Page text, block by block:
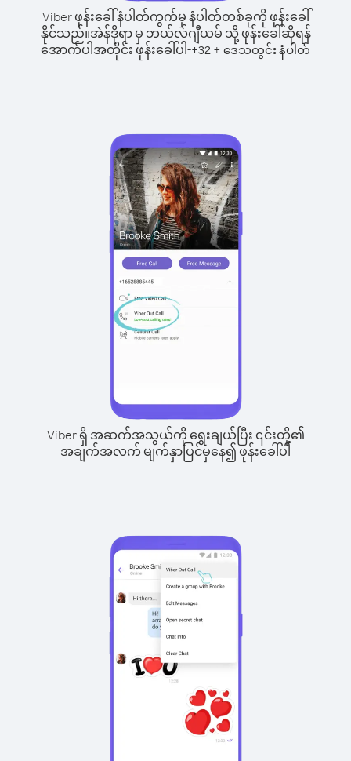
Viber ဖုန်းခေါ်နံပါတ်ကွက်မှ နံပါတ်တစ်ခုကို ဖုန်းခေါ်
နိုင်သည်။အဲန်ဒိုရာ မှ ဘယ်လ်ဂျီယမ် သို့ ဖုန်းခေါ်ဆိုရန်
အောက်ပါအတိုင်း ဖုန်းခေါ်ပါ-+32 + ဒေသတွင်း နံပါတ်
Viber ရှိ အဆက်အသွယ်ကို ရွေးချယ်ပြီး ၎င်းတို့၏
အချက်အလက် မျက်နှာပြင်မှနေ၍ ဖုန်းခေါ်ပါ